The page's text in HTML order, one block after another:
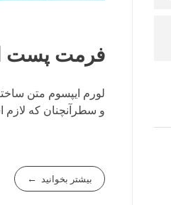
فرمت پست
لورم ایپسوم متن
و سطرآنچنان که لازم
بیشتر بخوانید